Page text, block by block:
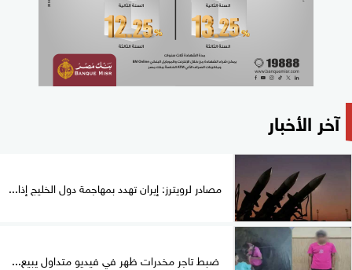
آخر الأخبار
مصادر لرويترز: إيران تهدد بمهاجمة دول الخليج إذا...
ضبط تاجر مخدرات ظهر في فيديو متداول يبيع...